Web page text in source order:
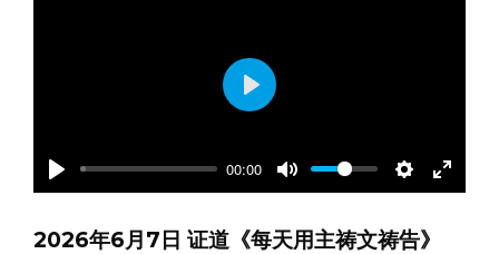
Play
00:00
Mute Settings
Enter
Play
2026年6月7日 证道《每天用主祷文祷告》